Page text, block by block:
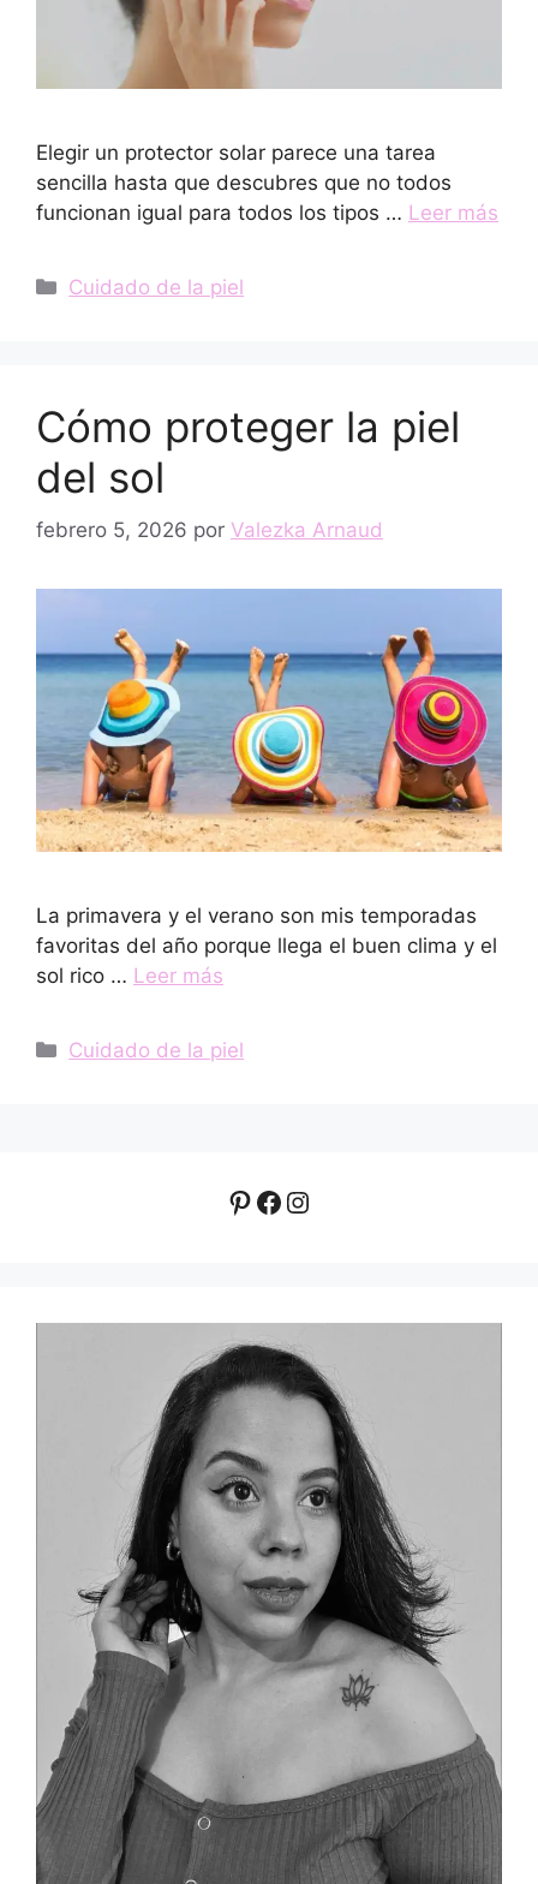
Elegir un protector solar parece una tarea
sencilla hasta que descubres que no todos
funcionan igual para todos los tipos … Leer más
Categorías
Cuidado de la piel
Cómo proteger la piel
del sol
febrero 5, 2026 por Valezka Arnaud
La primavera y el verano son mis temporadas
favoritas del año porque llega el buen clima y el
sol rico … Leer más
Categorías
Cuidado de la piel
Pinterest
Facebook
Instagram